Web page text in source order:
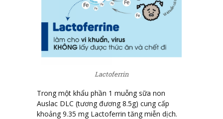
Lactoferrin
Trong một khẩu phần 1 muỗng sữa non
Auslac DLC (tương đương 8.5g) cung cấp
khoảng 9.35 mg Lactoferrin tăng miễn dịch.